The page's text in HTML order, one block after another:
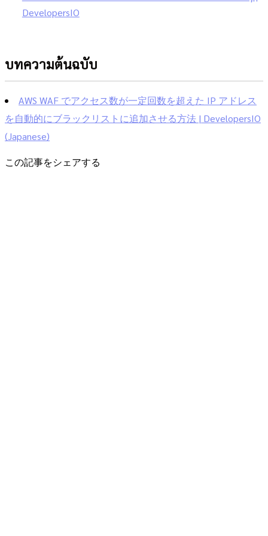
DevelopersIO
บทความต้นฉบับ
AWS WAF でアクセス数が一定回数を超えた IP アドレス
を自動的にブラックリストに追加させる方法 | DevelopersIO
(Japanese)
この記事をシェアする